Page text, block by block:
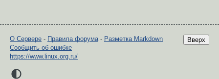
Вверх
О Сервере - Правила форума- Разметка Markdown
Сообщить об ошибке
https://www.linux.org.ru/